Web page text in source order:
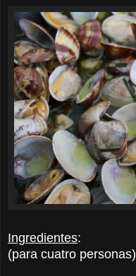
Ingredientes:
(para cuatro personas)